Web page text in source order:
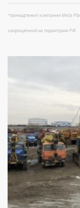
*принадлежит компании Meta
запрещённой на территории РФ